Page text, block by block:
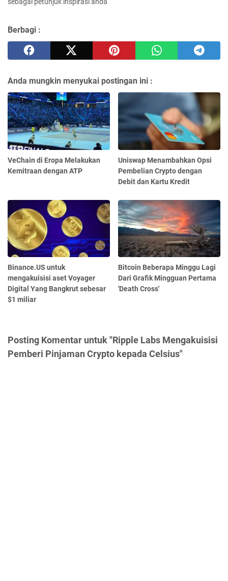
Berbagi :
Anda mungkin menyukai postingan ini :
VeChain di Eropa Melakukan
Kemitraan dengan ATP
Uniswap Menambahkan Opsi
Pembelian Crypto dengan
Debit dan Kartu Kredit
Binance.US untuk
mengakuisisi aset Voyager
Digital Yang Bangkrut sebesar
$1 miliar
Bitcoin Beberapa Minggu Lagi
Dari Grafik Mingguan Pertama
'Death Cross'
Posting Komentar untuk "Ripple Labs Mengakuisisi
Pemberi Pinjaman Crypto kepada Celsius"